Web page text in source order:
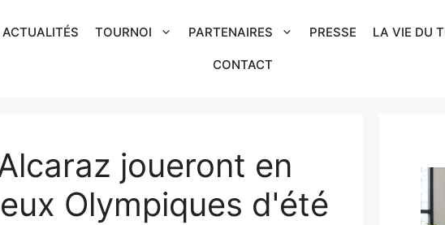
ACTUALITÉS TOURNOI PARTENAIRES PRESSE LA VIE DU
CONTACT
joueront en
Olympiques d'été